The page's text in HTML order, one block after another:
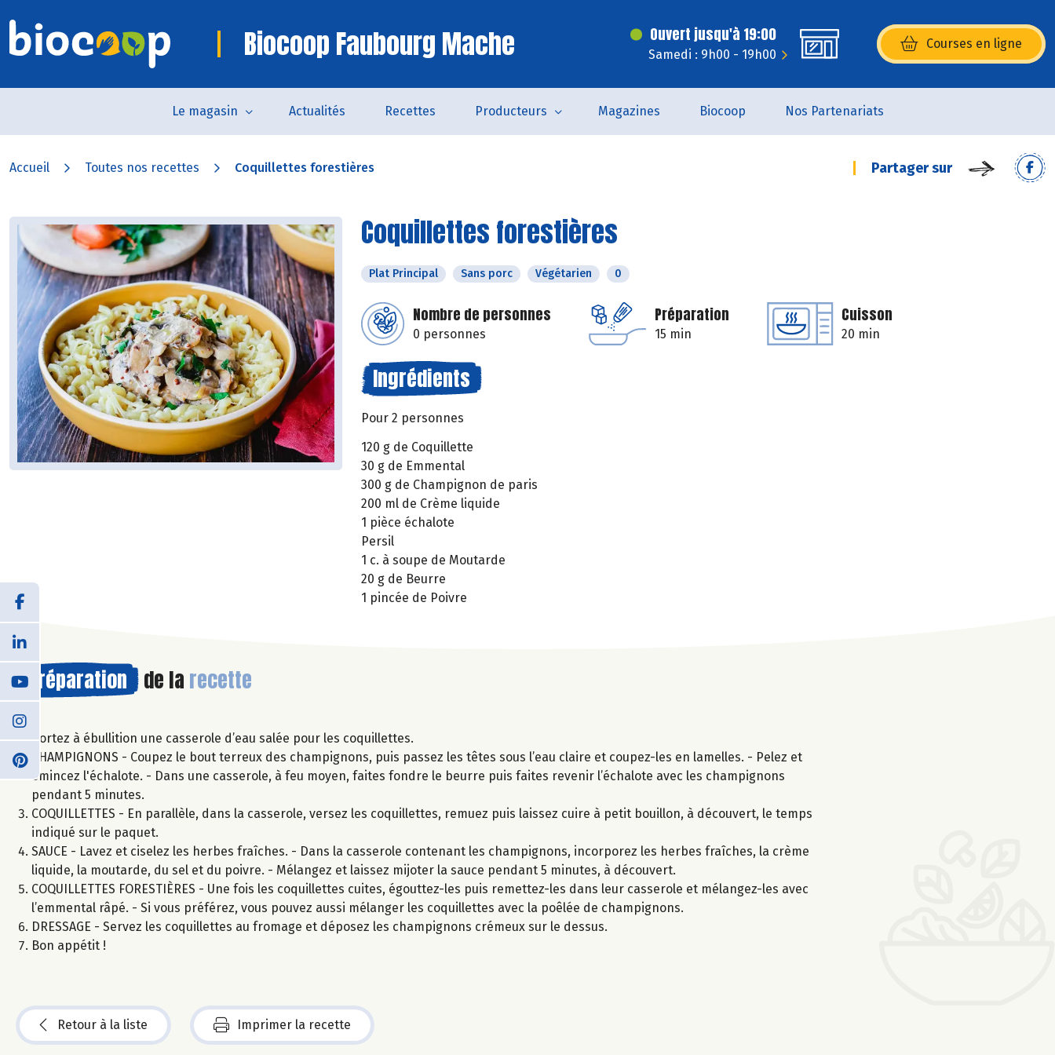
Biocoop Faubourg Mache Ouvert jusqu'à 19:00
Samedi : 9h00 - 19h00
Courses en ligne
(s’ouvre dans une nouvelle
Le magasin Actualités Recettes Producteurs Magazines Biocoop Nos Partenariats
Accueil Toutes nos recettes Coquillettes forestières Partager sur
Coquillettes forestières
Plat Principal Sans porc Végétarien 0
Nombre de personnes
0 personnes
Préparation
15 min
Cuisson
20 min
Ingrédients
Pour 2 personnes
120 g de Coquillette
30 g de Emmental
300 g de Champignon de paris
200 ml de Crème liquide
1 pièce échalote
Persil
1 c. à soupe de Moutarde
20 g de Beurre
1 pincée de Poivre
Préparation de la recette
Portez à ébullition une casserole d’eau salée pour les coquillettes.
CHAMPIGNONS - Coupez le bout terreux des champignons, puis passez les têtes sous l’eau claire et coupez-les en lamelles. - Pelez et
émincez l'échalote. - Dans une casserole, à feu moyen, faites fondre le beurre puis faites revenir l’échalote avec les champignons
pendant 5 minutes.
COQUILLETTES - En parallèle, dans la casserole, versez les coquillettes, remuez puis laissez cuire à petit bouillon, à découvert, le temps
indiqué sur le paquet.
SAUCE - Lavez et ciselez les herbes fraîches. - Dans la casserole contenant les champignons, incorporez les herbes fraîches, la crème
liquide, la moutarde, du sel et du poivre. - Mélangez et laissez mijoter la sauce pendant 5 minutes, à découvert.
COQUILLETTES FORESTIÈRES - Une fois les coquillettes cuites, égouttez-les puis remettez-les dans leur casserole et mélangez-les avec
l’emmental râpé. - Si vous préférez, vous pouvez aussi mélanger les coquillettes avec la poêlée de champignons.
DRESSAGE - Servez les coquillettes au fromage et déposez les champignons crémeux sur le dessus.
Bon appétit !
Retour à la liste Imprimer la recette